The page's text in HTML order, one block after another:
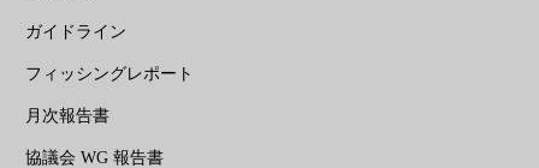
ガイドライン
フィッシングレポート
月次報告書
協議会 WG 報告書